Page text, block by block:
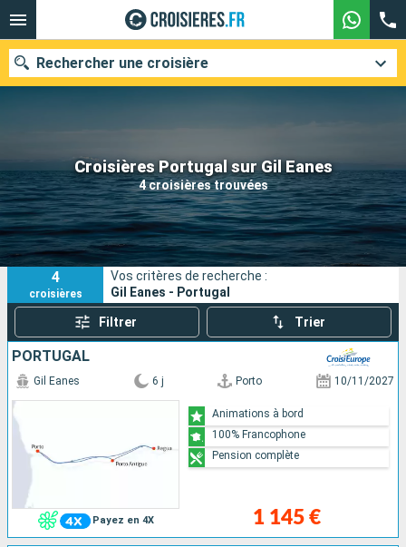
Croisières Portugal sur Gil Eanes
4 croisières trouvées
Rechercher une croisière
Nos destinations
Mois de départ
Ports Compagnies
Rechercher
4
croisières
Vos critères de recherche :
Gil Eanes - Portugal
Filtrer Trier
PORTUGAL
Payez en 4X
Gil Eanes 6 j Porto 10/11/2027
1 145 €
Animations à bord
100% Francophone
Pension complète